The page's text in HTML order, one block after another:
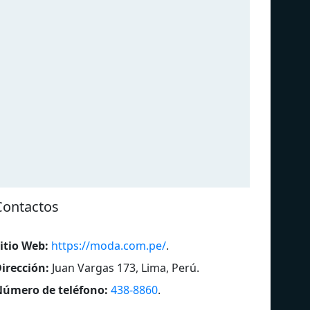
Radio Paraíso
Web: https://moda.com.pe/.
Juan Vargas 173, Lima, Perú.
de teléfono: 438-8860.